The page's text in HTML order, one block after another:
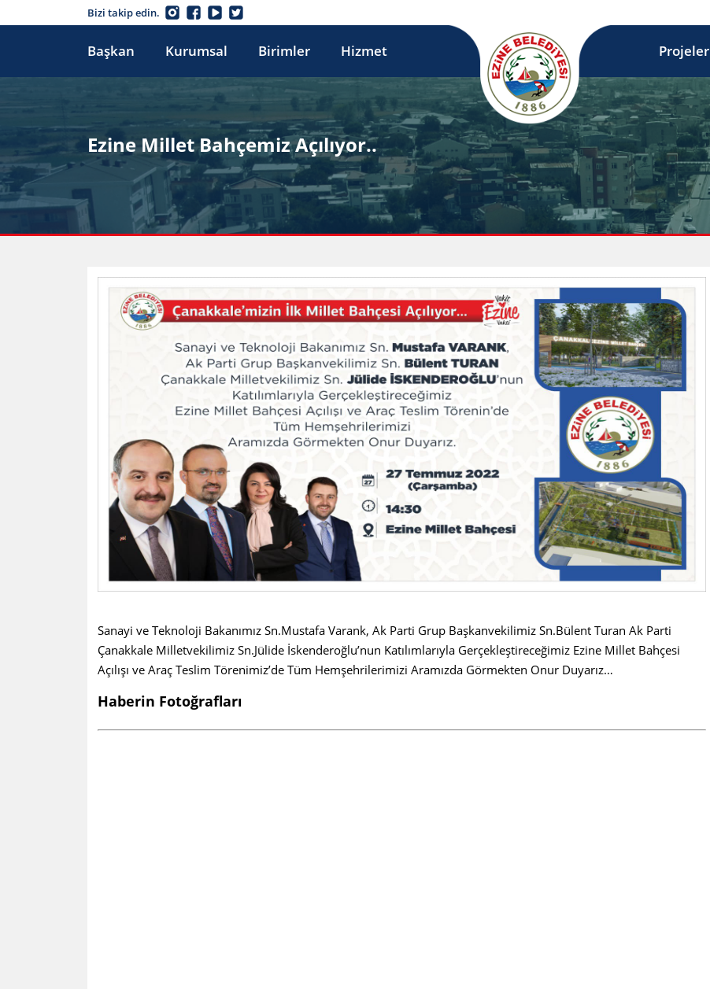
Bizi takip edin.
Başkan Kurumsal Birimler Hizmet Projeler
Ezine Millet Bahçemiz Açılıyor..
Sanayi ve Teknoloji Bakanımız Sn.Mustafa Varank, Ak Parti Grup Başkanvekilimiz Sn.Bülent Turan Ak Parti
Çanakkale Milletvekilimiz Sn.Jülide İskenderoğlu’nun Katılımlarıyla Gerçekleştireceğimiz Ezine Millet Bahçesi
Açılışı ve Araç Teslim Törenimiz’de Tüm Hemşehrilerimizi Aramızda Görmekten Onur Duyarız…
Haberin Fotoğrafları